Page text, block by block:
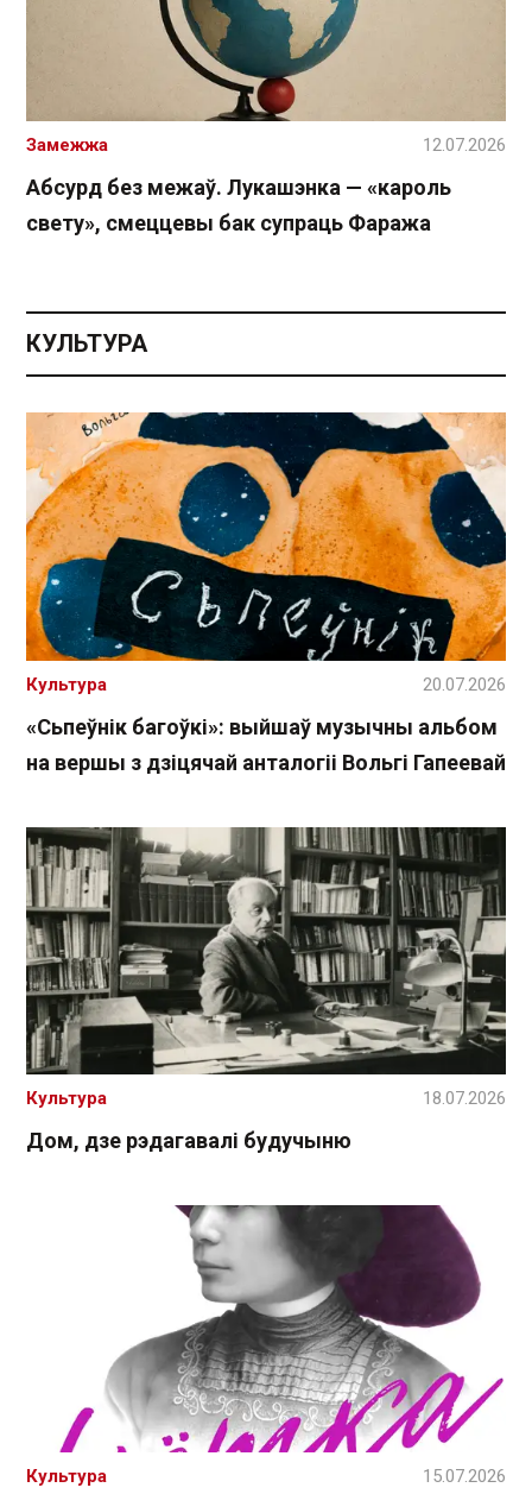
Абсурд без межаў. Лукашэнка — «кароль
свету», смеццевы бак супраць Фаража
Замежжа 12.07.2026
КУЛЬТУРА
«Сьпеўнік багоўкі»: выйшаў музычны альбом
на вершы з дзіцячай анталогіі Вольгі Гапеевай
Культура 20.07.2026
Дом, дзе рэдагавалі будучыню
Культура 18.07.2026
Культура 15.07.2026